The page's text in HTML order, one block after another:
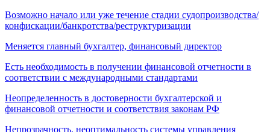
Возможно начало или уже течение стадии судопроизводства/
конфискации/банкротства/реструктуризации
Меняется главный бухгалтер, финансовый директор
Есть необходимость в получении финансовой отчетности в
соответствии с международными стандартами
Неопределенность в достоверности бухгалтерской и
финансовой отчетности и соответствия законам РФ
Непрозрачность, неоптимальность системы управления